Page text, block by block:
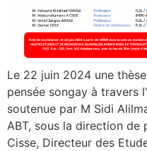
Le 22 juin 2024 une
pensée songay à travers
soutenue par M Sidi
ABT, sous la direction de
Cisse, Directeur des